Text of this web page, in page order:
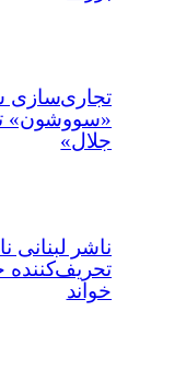
تجاری‌سازی
«سووشون»
جلال»
ناشر لبنانی
تحریف‌کننده
خواند